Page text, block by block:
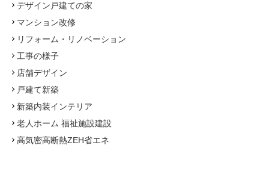
デザイン戸建ての家
マンション改修
リフォーム・リノベーション
工事の様子
店舗デザイン
戸建て新築
新築内装インテリア
老人ホーム 福祉施設建設
高気密高断熱ZEH省エネ